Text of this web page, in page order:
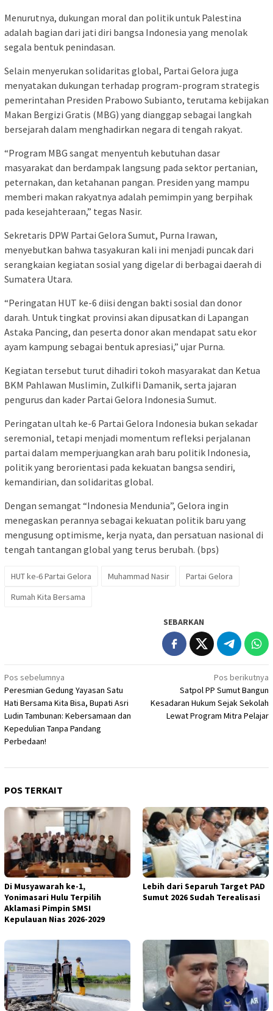
Menurutnya, dukungan moral dan politik untuk Palestina
adalah bagian dari jati diri bangsa Indonesia yang menolak
segala bentuk penindasan.
Selain menyerukan solidaritas global, Partai Gelora juga
menyatakan dukungan terhadap program-program strategis
pemerintahan Presiden Prabowo Subianto, terutama kebijakan
Makan Bergizi Gratis (MBG) yang dianggap sebagai langkah
bersejarah dalam menghadirkan negara di tengah rakyat.
“Program MBG sangat menyentuh kebutuhan dasar
masyarakat dan berdampak langsung pada sektor pertanian,
peternakan, dan ketahanan pangan. Presiden yang mampu
memberi makan rakyatnya adalah pemimpin yang berpihak
pada kesejahteraan,” tegas Nasir.
Sekretaris DPW Partai Gelora Sumut, Purna Irawan,
menyebutkan bahwa tasyakuran kali ini menjadi puncak dari
serangkaian kegiatan sosial yang digelar di berbagai daerah di
Sumatera Utara.
“Peringatan HUT ke-6 diisi dengan bakti sosial dan donor
darah. Untuk tingkat provinsi akan dipusatkan di Lapangan
Astaka Pancing, dan peserta donor akan mendapat satu ekor
ayam kampung sebagai bentuk apresiasi,” ujar Purna.
Kegiatan tersebut turut dihadiri tokoh masyarakat dan Ketua
BKM Pahlawan Muslimin, Zulkifli Damanik, serta jajaran
pengurus dan kader Partai Gelora Indonesia Sumut.
Peringatan ultah ke-6 Partai Gelora Indonesia bukan sekadar
seremonial, tetapi menjadi momentum refleksi perjalanan
partai dalam memperjuangkan arah baru politik Indonesia,
politik yang berorientasi pada kekuatan bangsa sendiri,
kemandirian, dan solidaritas global.
Dengan semangat “Indonesia Mendunia”, Gelora ingin
menegaskan perannya sebagai kekuatan politik baru yang
mengusung optimisme, kerja nyata, dan persatuan nasional di
tengah tantangan global yang terus berubah. (bps)
HUT ke-6 Partai Gelora Muhammad Nasir
Partai Gelora
Rumah Kita Bersama
SEBARKAN
Navigasi
pos
Pos sebelumnya
Peresmian Gedung Yayasan Satu
Hati Bersama Kita Bisa, Bupati Asri
Ludin Tambunan: Kebersamaan dan
Kepedulian Tanpa Pandang
Perbedaan!
Pos berikutnya
Satpol PP Sumut Bangun
Kesadaran Hukum Sejak Sekolah
Lewat Program Mitra Pelajar
POS TERKAIT
Di Musyawarah ke-1,
Yonimasari Hulu Terpilih
Aklamasi Pimpin SMSI
Kepulauan Nias 2026-2029
Lebih dari Separuh Target PAD
Sumut 2026 Sudah Terealisasi